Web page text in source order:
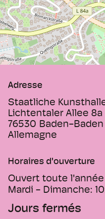
thématiques
positions
08.03.2024-
Viron Erol Vert -
Installation im
21.06.-20.10.2024
Grada Kilomba -
08.11.2024-23.02.2025
Gruppenausstellung
Adresse
Staatliche
Lichtentaler Allee 8a
76530 Baden-Baden
Allemagne
Horaires d'ouverture
Ouvert toute
Mardi - Dimanche:
Jours fermés